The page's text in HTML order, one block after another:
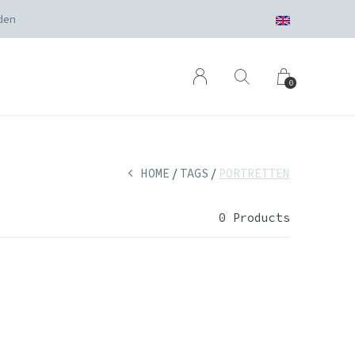
0
HOME TAGS PORTRETTEN
0 Products